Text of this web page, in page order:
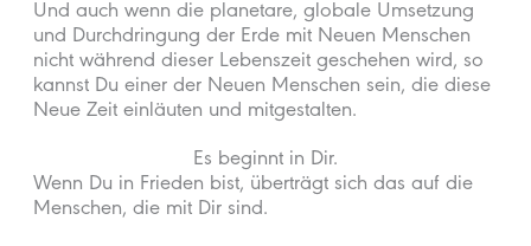
Und auch wenn die planetare, globale Umsetzung
und Durchdringung der Erde mit Neuen Menschen
nicht während dieser Lebenszeit geschehen wird, so
kannst Du einer der Neuen Menschen sein, die diese
Neue Zeit einläuten und mitgestalten.
Es beginnt in Dir.
Wenn Du in Frieden bist, überträgt sich das auf die
Menschen, die mit Dir sind.